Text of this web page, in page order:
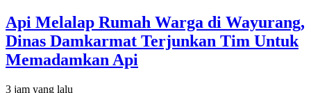
Api Melalap Rumah Warga di Wayurang,
Dinas Damkarmat Terjunkan Tim Untuk
Memadamkan Api
3 jam yang lalu